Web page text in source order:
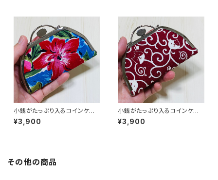
小銭がたっぷり入るコインケー
ス／ハイビスカス柄
¥3,900
小銭がたっぷり入るコインケー
ス／唐草猫柄・赤
¥3,900
その他の商品